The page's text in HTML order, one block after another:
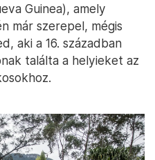
Guinea), amely
már szerepel, mégis
aki a 16. században
találta a helyieket az